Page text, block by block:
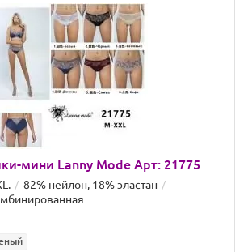
мини Lanny Mode Арт: 21775
82% нейлон, 18% эластан